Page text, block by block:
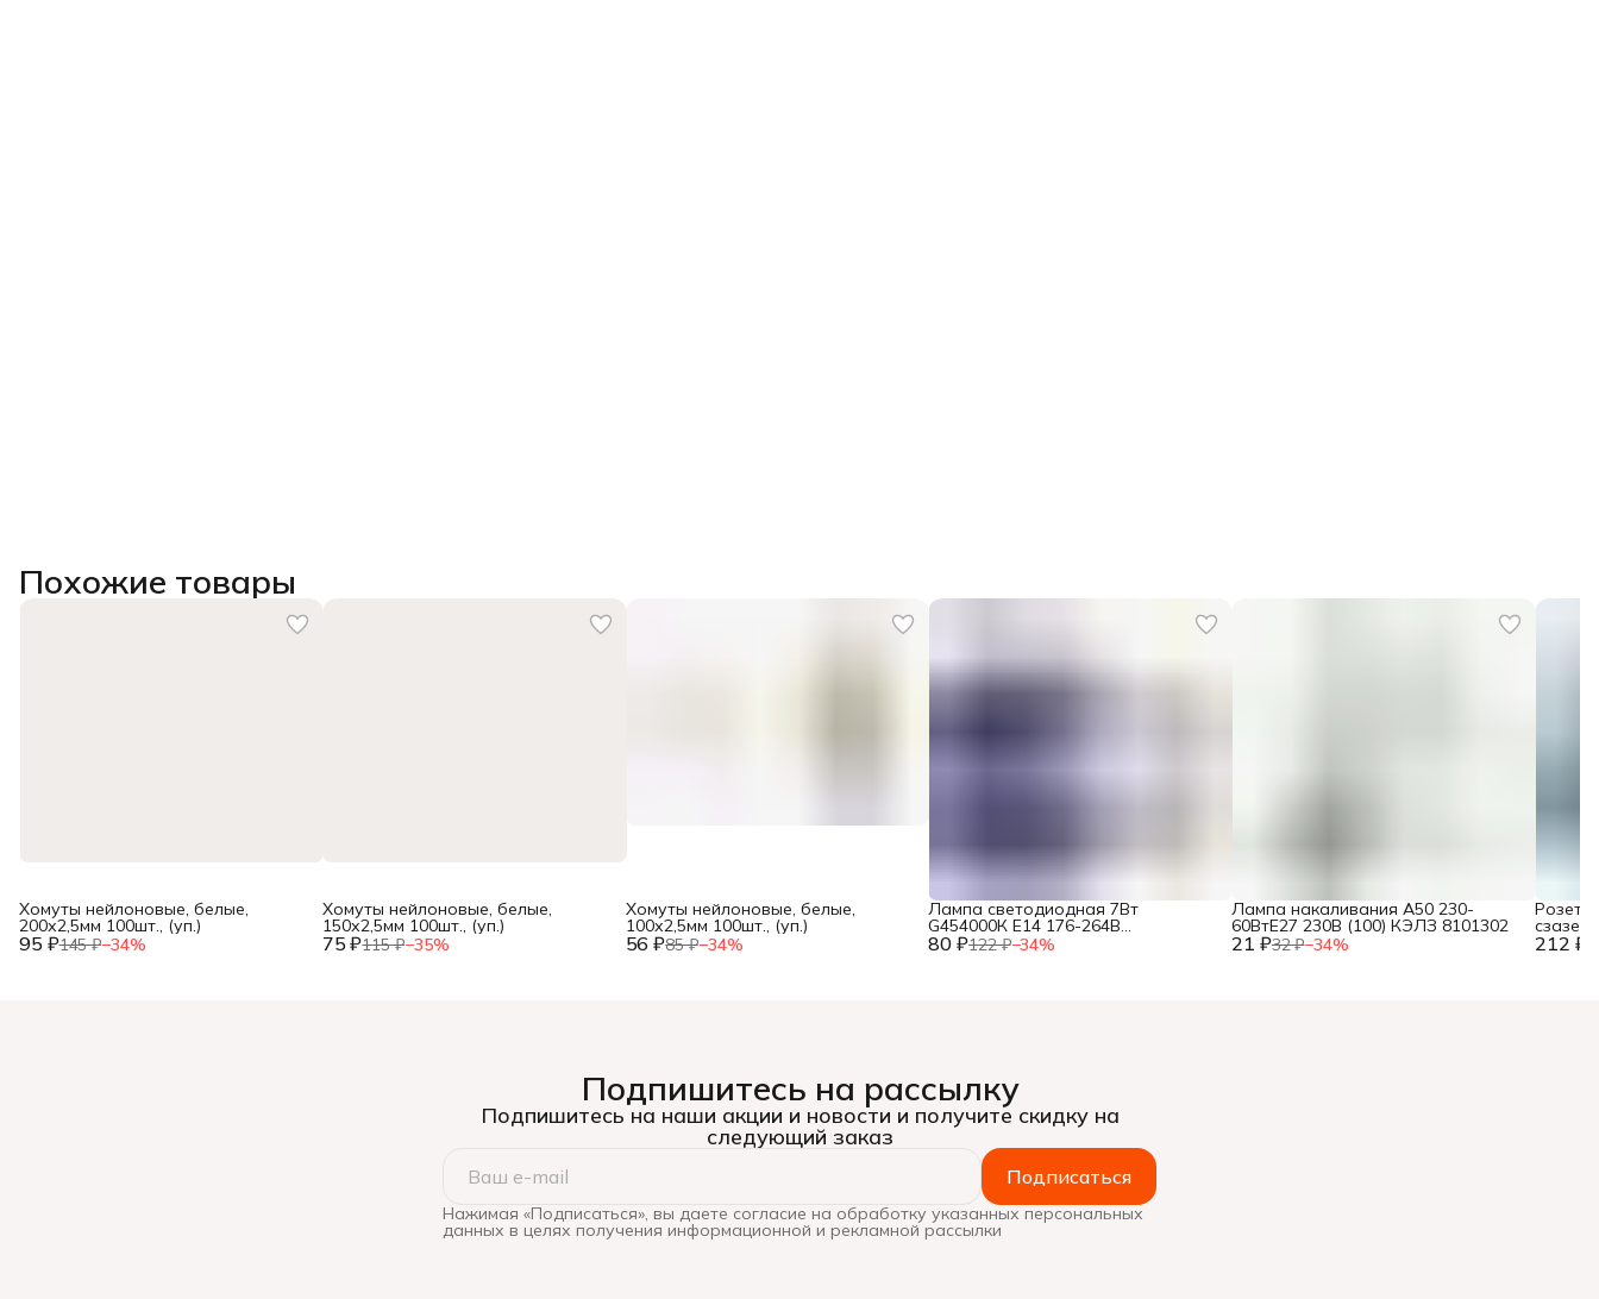
Похожие товары
95 ₽145 ₽−34%
Хомуты нейлоновые, белые,
200х2,5мм 100шт., (уп.)
75 ₽115 ₽−35%
Хомуты нейлоновые, белые,
150х2,5мм 100шт., (уп.)
56 ₽85 ₽−34%
Хомуты нейлоновые, белые,
100х2,5мм 100шт., (уп.)
80 ₽122 ₽−34%
Лампа светодиодная 7Вт
G454000К Е14 176-264В
TOKOVELECTRIC TKE-G45-E14-7-4K 21 ₽32 ₽−34%
Лампа накаливания А50 230-
60ВтE27 230В (100) КЭЛЗ 8101302
212 ₽
Подпишитесь на рассылку
Подпишитесь на наши акции и новости и получите скидку на
следующий заказ
Подписаться
Нажимая «Подписаться», вы даете согласие на обработку указанных персональных
данных в целях получения информационной и рекламной рассылки